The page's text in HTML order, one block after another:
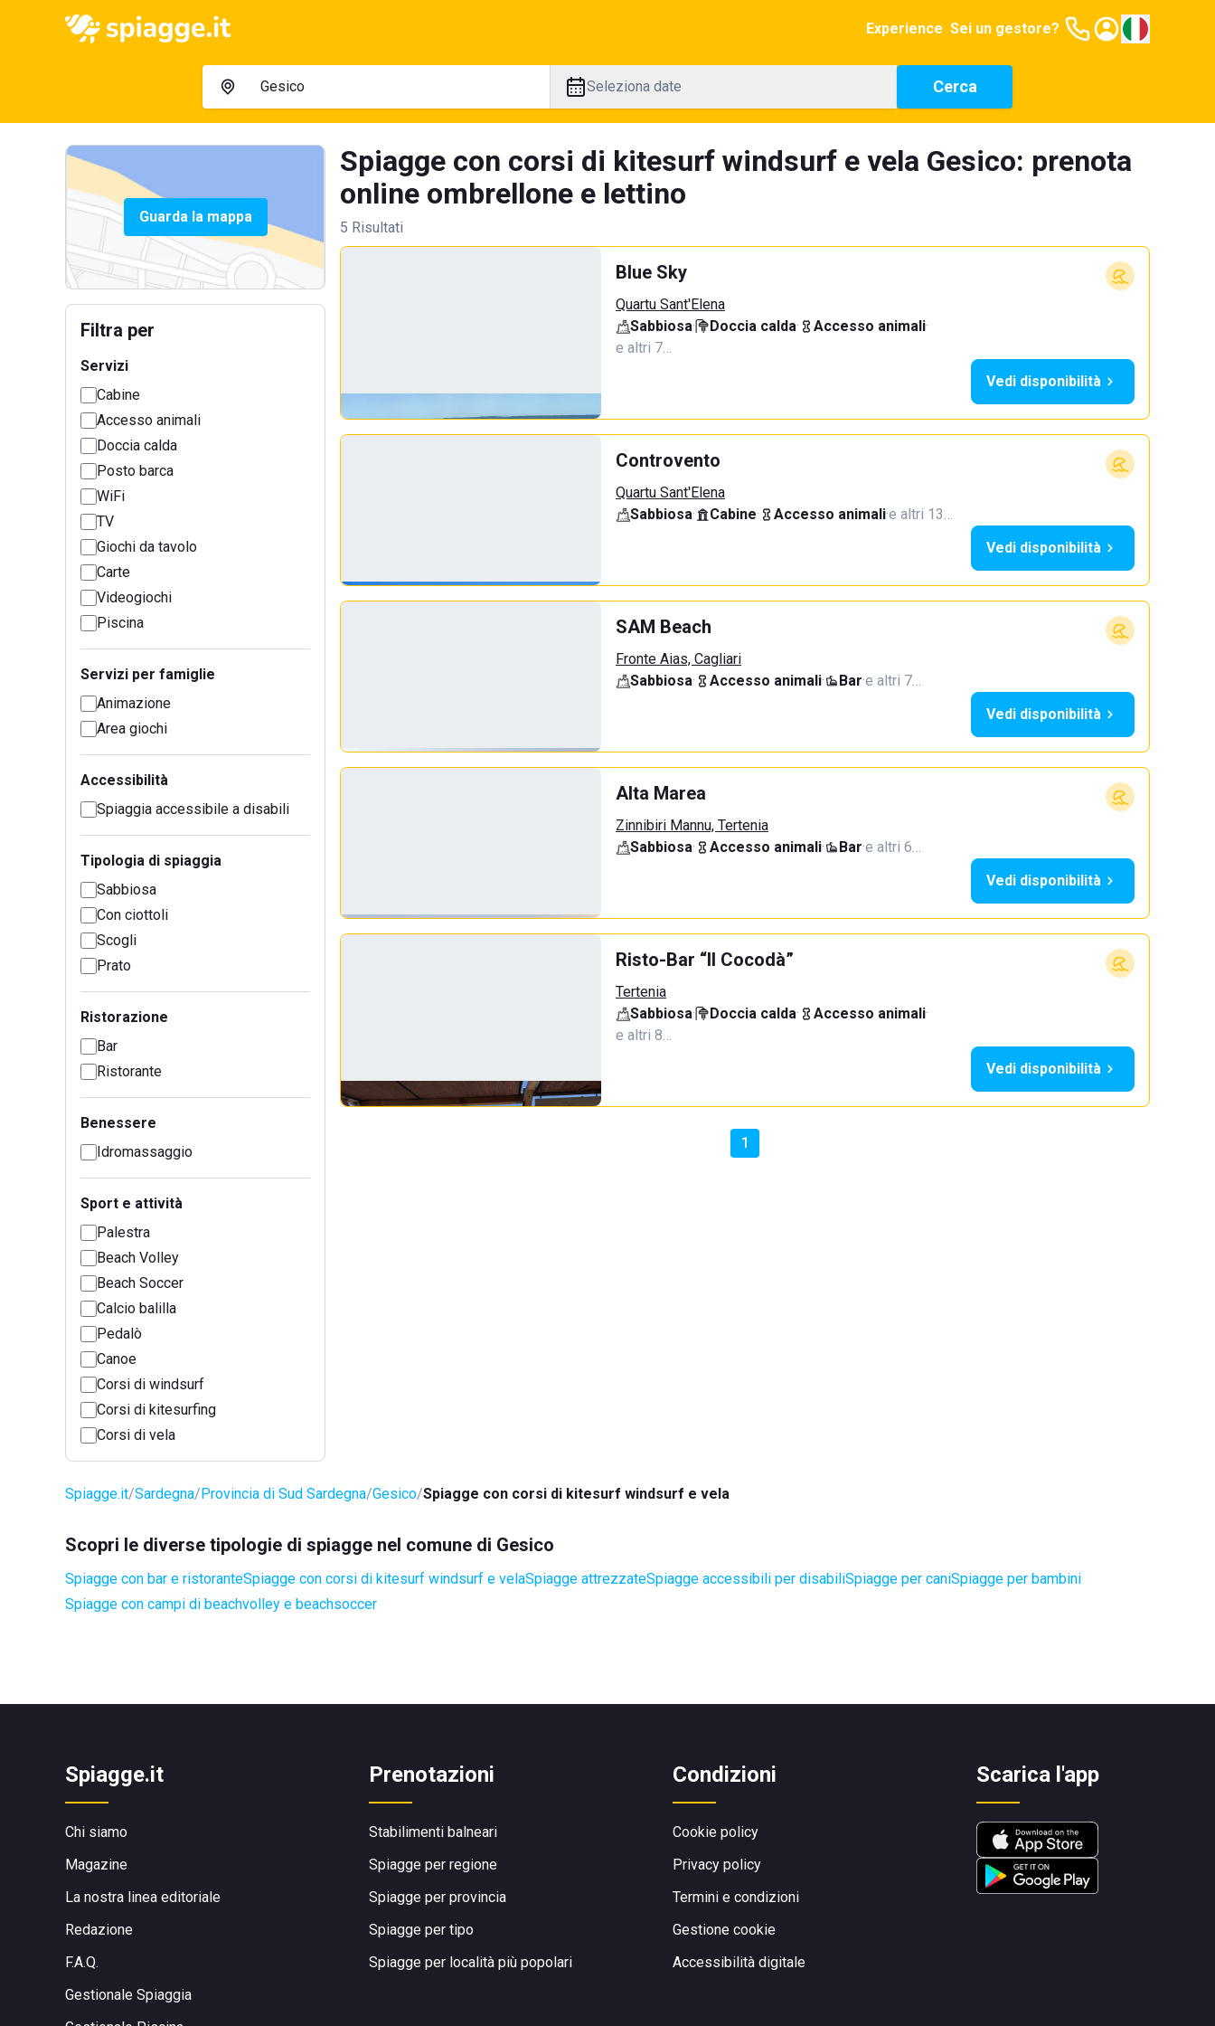
Experience Sei un gestore?
Seleziona date Cerca
Guarda la mappa
Filtra per
Servizi
Cabine
Accesso animali
Doccia calda
Posto barca
WiFi
TV
Giochi da tavolo
Carte
Videogiochi
Piscina
Servizi per famiglie
Animazione
Area giochi
Accessibilità
Spiaggia accessibile a disabili
Tipologia di spiaggia
Sabbiosa
Con ciottoli
Scogli
Prato
Ristorazione
Bar
Ristorante
Benessere
Idromassaggio
Sport e attività
Palestra
Beach Volley
Beach Soccer
Calcio balilla
Pedalò
Canoe
Corsi di windsurf
Corsi di kitesurfing
Corsi di vela
Spiagge con corsi di kitesurf windsurf e vela Gesico: prenota
online ombrellone e lettino
5 Risultati
Blue Sky
Quartu Sant'Elena
Sabbiosa· Doccia calda· Accesso animali·
e altri 7…
Vedi disponibilità
Controvento
Quartu Sant'Elena
Sabbiosa· Cabine· Accesso animali·e altri 13…
Vedi disponibilità
SAM Beach
Fronte Aias, Cagliari
Sabbiosa· Accesso animali· Bar·e altri 7…
Vedi disponibilità
Alta Marea
Zinnibiri Mannu, Tertenia
Sabbiosa· Accesso animali· Bar·e altri 6…
Vedi disponibilità
Risto-Bar “Il Cocodà”
Tertenia
Sabbiosa· Doccia calda· Accesso animali·
e altri 8…
Vedi disponibilità
1
Spiagge.it Sardegna Provincia di Sud Sardegna Gesico Spiagge con corsi di kitesurf windsurf e vela
Scopri le diverse tipologie di spiagge nel comune di Gesico
Spiagge con bar e ristoranteSpiagge con corsi di kitesurf windsurf e velaSpiagge attrezzateSpiagge accessibili per disabiliSpiagge per caniSpiagge per bambini
Spiagge con campi di beachvolley e beachsoccer
Spiagge.it
Chi siamo
Magazine
La nostra linea editoriale
Redazione
F.A.Q.
Gestionale Spiaggia
Prenotazioni
Stabilimenti balneari
Spiagge per regione
Spiagge per provincia
Spiagge per tipo
Spiagge per località più popolari
Condizioni
Cookie policy
Privacy policy
Termini e condizioni
Gestione cookie
Accessibilità digitale
Scarica l'app